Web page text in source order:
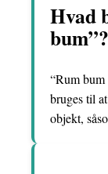
Hvad
bum”?
“Rum
bruges til
objekt,